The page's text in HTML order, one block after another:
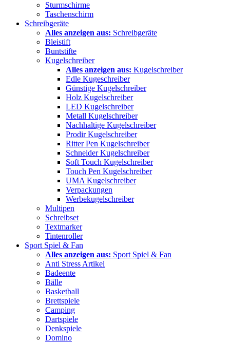
Sturmschirme
Taschenschirm
Schreibgeräte
Alles anzeigen aus: Schreibgeräte
Bleistift
Buntstifte
Kugelschreiber
Alles anzeigen aus: Kugelschreiber
Edle Kugeschreiber
Günstige Kugelschreiber
Holz Kugelschreiber
LED Kugelschreiber
Metall Kugelschreiber
Nachhaltige Kugelschreiber
Prodir Kugelschreiber
Ritter Pen Kugelschreiber
Schneider Kugelschreiber
Soft Touch Kugelschreiber
Touch Pen Kugelschreiber
UMA Kugelschreiber
Verpackungen
Werbekugelschreiber
Multipen
Schreibset
Textmarker
Tintenroller
Sport Spiel & Fan
Alles anzeigen aus: Sport Spiel & Fan
Anti Stress Artikel
Badeente
Bälle
Basketball
Brettspiele
Camping
Dartspiele
Denkspiele
Domino